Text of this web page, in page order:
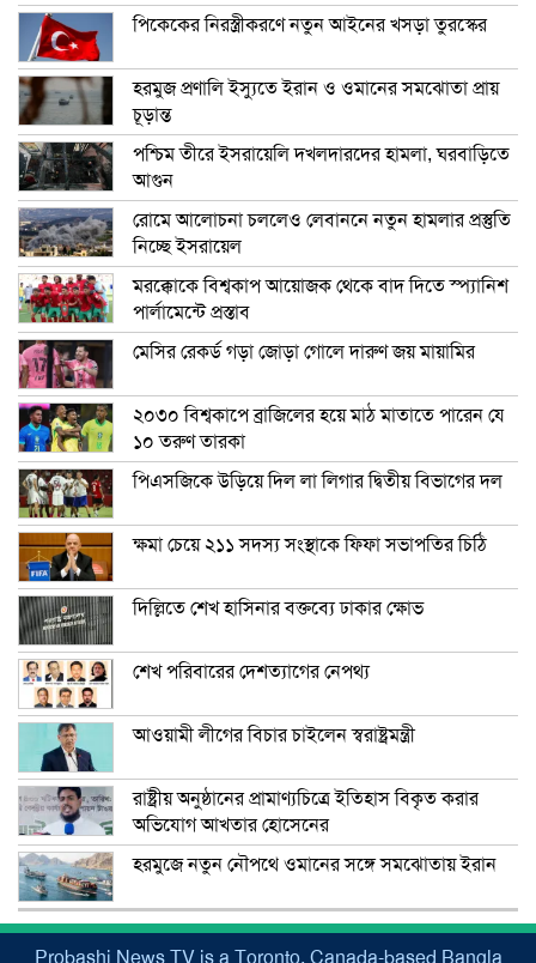
পিকেকের নিরস্ত্রীকরণে নতুন আইনের খসড়া তুরস্কের
হরমুজ প্রণালি ইস্যুতে ইরান ও ওমানের সমঝোতা প্রায়
চূড়ান্ত
পশ্চিম তীরে ইসরায়েলি দখলদারদের হামলা, ঘরবাড়িতে
আগুন
রোমে আলোচনা চললেও লেবাননে নতুন হামলার প্রস্তুতি
নিচ্ছে ইসরায়েল
মরক্কোকে বিশ্বকাপ আয়োজক থেকে বাদ দিতে স্প্যানিশ
পার্লামেন্টে প্রস্তাব
মেসির রেকর্ড গড়া জোড়া গোলে দারুণ জয় মায়ামির
২০৩০ বিশ্বকাপে ব্রাজিলের হয়ে মাঠ মাতাতে পারেন যে
১০ তরুণ তারকা
পিএসজিকে উড়িয়ে দিল লা লিগার দ্বিতীয় বিভাগের দল
ক্ষমা চেয়ে ২১১ সদস্য সংস্থাকে ফিফা সভাপতির চিঠি
দিল্লিতে শেখ হাসিনার বক্তব্যে ঢাকার ক্ষোভ
শেখ পরিবারের দেশত্যাগের নেপথ্য
আওয়ামী লীগের বিচার চাইলেন স্বরাষ্ট্রমন্ত্রী
রাষ্ট্রীয় অনুষ্ঠানের প্রামাণ্যচিত্রে ইতিহাস বিকৃত করার
অভিযোগ আখতার হোসেনের
হরমুজে নতুন নৌপথে ওমানের সঙ্গে সমঝোতায় ইরান